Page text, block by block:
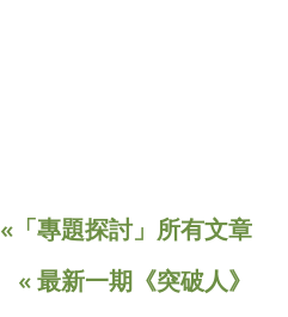
«「專題探討」所有文章
« 最新一期《突破人》